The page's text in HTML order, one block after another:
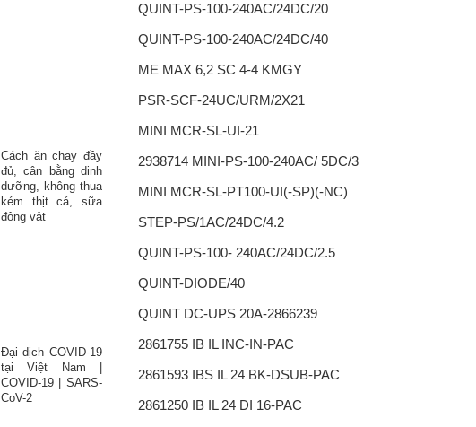
QUINT-PS-100-240AC/24DC/20
QUINT-PS-100-240AC/24DC/40
ME MAX 6,2 SC 4-4 KMGY
PSR-SCF-24UC/URM/2X21
MINI MCR-SL-UI-21
2938714 MINI-PS-100-240AC/ 5DC/3
MINI MCR-SL-PT100-UI(-SP)(-NC)
STEP-PS/1AC/24DC/4.2
QUINT-PS-100- 240AC/24DC/2.5
QUINT-DIODE/40
QUINT DC-UPS 20A-2866239
2861755 IB IL INC-IN-PAC
2861593 IBS IL 24 BK-DSUB-PAC
2861250 IB IL 24 DI 16-PAC
Cách ăn chay đầy
đủ, cân bằng dinh
dưỡng, không thua
kém thịt cá, sữa
động vật
Đại dịch COVID-19
tại Việt Nam |
COVID-19 | SARS-
CoV-2